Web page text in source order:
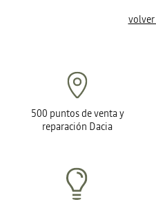
500 puntos de venta y
reparación Dacia